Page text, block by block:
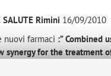
SALUTE Rimini 16/09/2010
nuovi farmaci :” Combined
synergy for the treatment